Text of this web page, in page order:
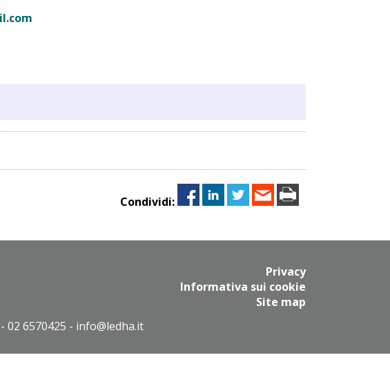
Condividi:
Privacy
Informativa sui cookie
Site map
02 6570425 - info@ledha.it